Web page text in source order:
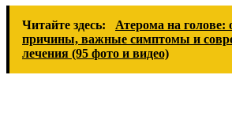
Читайте здесь:
Атерома на голове:
причины, важные симптомы и
лечения (95 фото и видео)